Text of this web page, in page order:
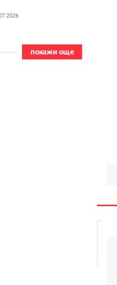
покажи още